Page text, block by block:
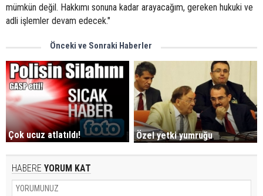
mümkün değil. Hakkımı sonuna kadar arayacağım, gereken hukuki ve
adli işlemler devam edecek."
Önceki ve Sonraki Haberler
Çok ucuz atlatıldı! Özel yetki yumruğu
HABERE YORUM KAT